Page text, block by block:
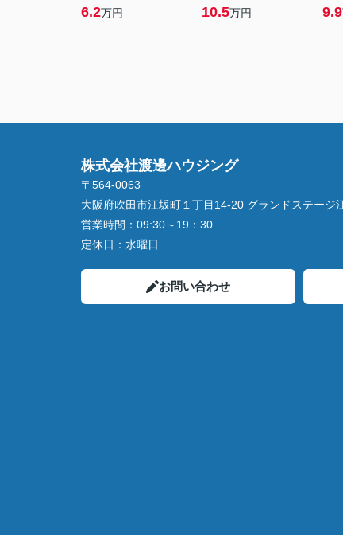
6.2万円 10.5万円 9.9
株式会社渡邊ハウジング
〒564-0063
大阪府吹田市江坂町１丁目14‐20 グランドステージ
営業時間： 09:30～19：30
定休日： 水曜日
お問い合わせ